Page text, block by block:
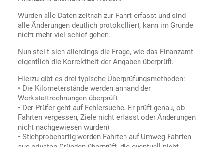
Wurden alle Daten zeitnah zur Fahrt erfasst und sind
alle Änderungen deutlich protokolliert, kann im Grunde
nicht mehr viel schief gehen.
Nun stellt sich allerdings die Frage, wie das Finanzamt
eigentlich die Korrektheit der Angaben überprüft.
Hierzu gibt es drei typische Überprüfungsmethoden:
• Die Kilometerstände werden anhand der
Werkstattrechnungen überprüft
• Der Prüfer geht auf Fehlersuche. Er prüft genau, ob
Fahrten vergessen, Ziele nicht erfasst oder Änderungen
nicht nachgewiesen wurden)
• Stichprobenartig werden Fahrten auf Umweg Fahrten